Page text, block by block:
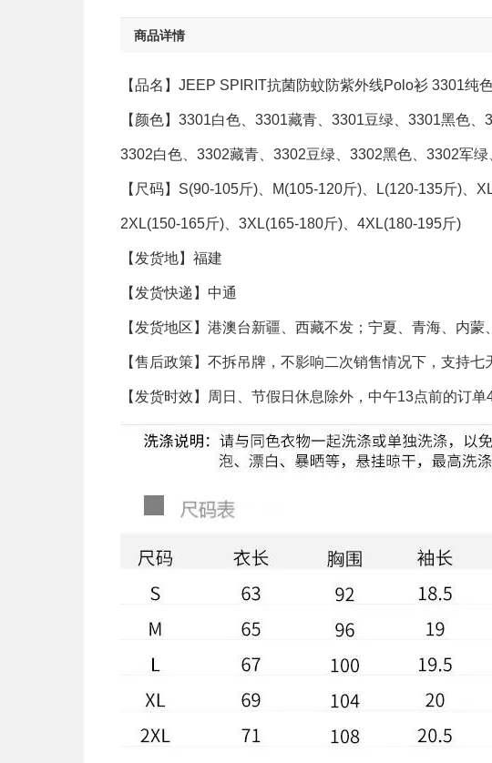
商品详情
【品名】JEEP SPIRIT抗菌防蚊防紫外线Polo衫 3301纯
【颜色】3301白色、3301藏青、3301豆绿、3301黑色
3302白色、3302藏青、3302豆绿、3302黑色、3302军
【尺码】S(90-105斤)、M(105-120斤)、L(120-135斤)、
2XL(150-165斤)、3XL(165-180斤)、4XL(180-195斤)
【发货地】福建
【发货快递】中通
【发货地区】港澳台新疆、西藏不发；宁夏、青海、内蒙
【售后政策】不拆吊牌，不影响二次销售情况下，支持七
【发货时效】周日、节假日休息除外，中午13点前的订单